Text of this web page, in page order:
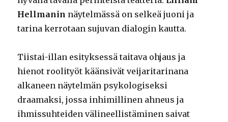
Hellmanin näytelmässä on selkeä juoni ja
tarina kerrotaan sujuvan dialogin kautta.
Tiistai-illan esityksessä taitava ohjaus ja
hienot roolityöt käänsivät veijaritarinana
alkaneen näytelmän psykologiseksi
draamaksi, jossa inhimillinen ahneus ja
ihmissuhteiden välineellistäminen saivat